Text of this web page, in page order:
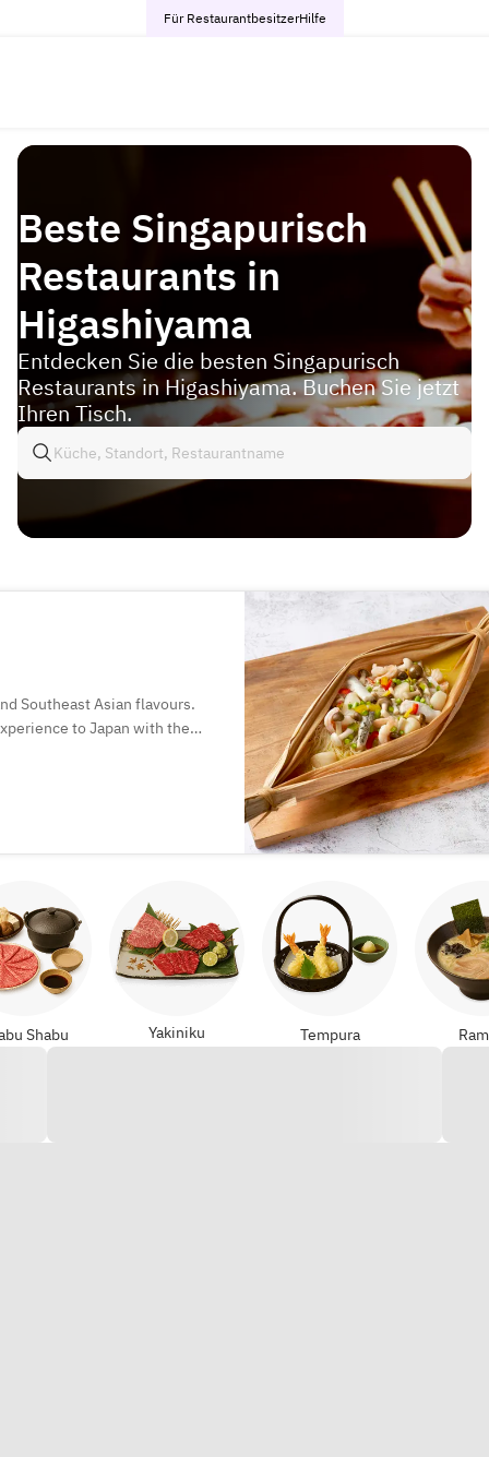
Für RestaurantbesitzerHilfe
Beste Singapurisch
Restaurants in
Higashiyama
Entdecken Sie die besten Singapurisch
Restaurants in Higashiyama. Buchen Sie jetzt
Ihren Tisch.
Southeast Asian flavours.
to Japan with the
Shabu Yakiniku Tempura